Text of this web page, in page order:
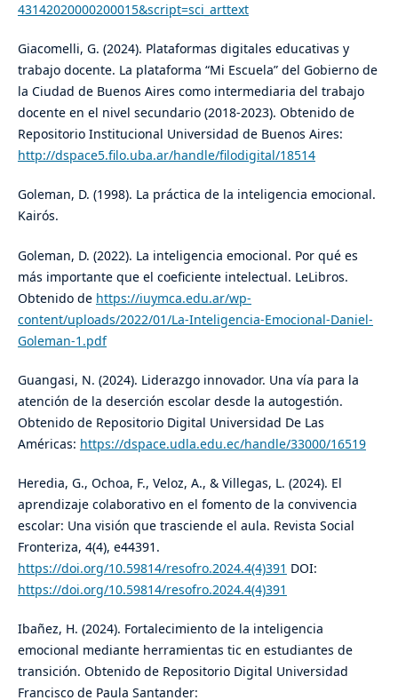
43142020000200015&script=sci_arttext
Giacomelli, G. (2024). Plataformas digitales educativas y
trabajo docente. La plataforma “Mi Escuela” del Gobierno de
la Ciudad de Buenos Aires como intermediaria del trabajo
docente en el nivel secundario (2018-2023). Obtenido de
Repositorio Institucional Universidad de Buenos Aires:
http://dspace5.filo.uba.ar/handle/filodigital/18514
Goleman, D. (1998). La práctica de la inteligencia emocional.
Kairós.
Goleman, D. (2022). La inteligencia emocional. Por qué es
más importante que el coeficiente intelectual. LeLibros.
Obtenido de https://iuymca.edu.ar/wp-
content/uploads/2022/01/La-Inteligencia-Emocional-Daniel-
Goleman-1.pdf
Guangasi, N. (2024). Liderazgo innovador. Una vía para la
atención de la deserción escolar desde la autogestión.
Obtenido de Repositorio Digital Universidad De Las
Américas: https://dspace.udla.edu.ec/handle/33000/16519
Heredia, G., Ochoa, F., Veloz, A., & Villegas, L. (2024). El
aprendizaje colaborativo en el fomento de la convivencia
escolar: Una visión que trasciende el aula. Revista Social
Fronteriza, 4(4), e44391.
https://doi.org/10.59814/resofro.2024.4(4)391 DOI:
https://doi.org/10.59814/resofro.2024.4(4)391
Ibañez, H. (2024). Fortalecimiento de la inteligencia
emocional mediante herramientas tic en estudiantes de
transición. Obtenido de Repositorio Digital Universidad
Francisco de Paula Santander: